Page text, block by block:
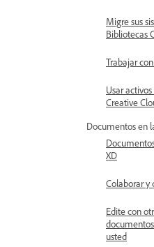
Migre sus
Bibliotecas
Trabajar
Usar
Creative
Documentos en
XD
Colaborar y
Edite con
usted